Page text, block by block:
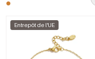
Entrepôt de l'UE